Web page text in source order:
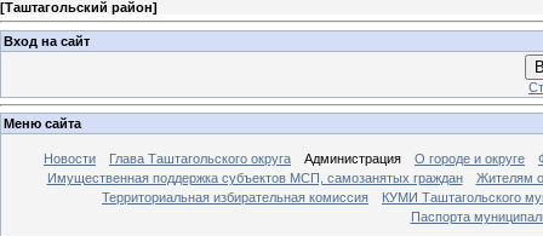
[Таштагольский район]
Вход на сайт
Меню сайта
Новости Глава Таштагольского округа Администрация О городе и округе
Имущественная поддержка субъектов МСП, самозанятых граждан
Жителям
Территориальная избирательная комиссия
КУМИ Таштагольского
Паспорта